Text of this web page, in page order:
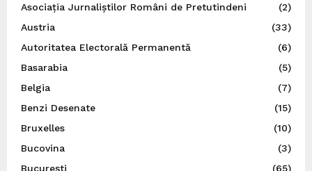
Asociația Jurnaliștilor Români de Pretutindeni
(2)
Austria
(33)
Autoritatea Electorală Permanentă
(6)
Basarabia
(5)
Belgia
(7)
Benzi Desenate
(15)
Bruxelles
(10)
Bucovina
(3)
București
(65)